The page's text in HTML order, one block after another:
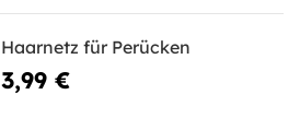
Haarnetz für Perücken
3,99 €